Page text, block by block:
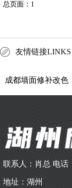
总页面：1
友情链接LINKS
成都墙面修补改色
联系人：肖总 电话
地址：湖州